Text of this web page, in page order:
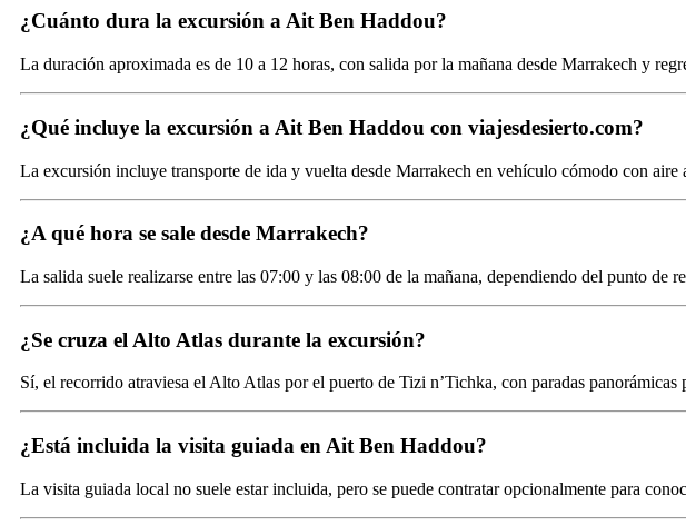
¿Cuánto dura la excursión a Ait Ben Haddou?
La duración aproximada es de 10 a 12 horas, con salida por la mañana desde Marrakech y
¿Qué incluye la excursión a Ait Ben Haddou con viajesdesierto.com?
La excursión incluye transporte de ida y vuelta desde Marrakech en vehículo cómodo con
¿A qué hora se sale desde Marrakech?
La salida suele realizarse entre las 07:00 y las 08:00 de la mañana, dependiendo del punto de
¿Se cruza el Alto Atlas durante la excursión?
Sí, el recorrido atraviesa el Alto Atlas por el puerto de Tizi n’Tichka, con paradas panorámicas
¿Está incluida la visita guiada en Ait Ben Haddou?
La visita guiada local no suele estar incluida, pero se puede contratar opcionalmente para